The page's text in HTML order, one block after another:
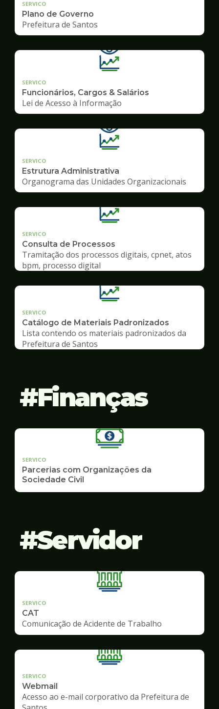
SERVICO
Plano de Governo
Prefeitura de Santos
SERVICO
Funcionários, Cargos & Salários
Lei de Acesso à Informação
SERVICO
Estrutura Administrativa
Organograma das Unidades Organizacionais
SERVICO
Consulta de Processos
Tramitação dos processos digitais, cpnet, atos
bpm, processo digital
SERVICO
Catálogo de Materiais Padronizados
Lista contendo os materiais padronizados da
Prefeitura de Santos
Finanças
SERVICO
Parcerias com Organizações da
Sociedade Civil
Servidor
SERVICO
CAT
Comunicação de Acidente de Trabalho
SERVICO
Webmail
Acesso ao e-mail corporativo da Prefeitura de